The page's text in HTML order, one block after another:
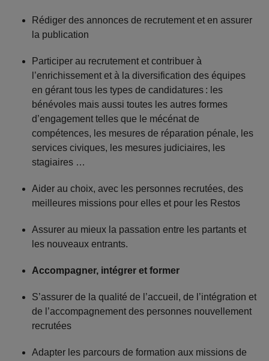
Rédiger des annonces de recrutement et en assurer
la publication
Participer au recrutement et contribuer à
l’enrichissement et à la diversification des équipes
en gérant tous les types de candidatures : les
bénévoles mais aussi toutes les autres formes
d’engagement telles que le mécénat de
compétences, les mesures de réparation pénale, les
services civiques, les mesures judiciaires, les
stagiaires …
Aider au choix, avec les personnes recrutées, des
meilleures missions pour elles et pour les Restos
Assurer au mieux la passation entre les partants et
les nouveaux entrants.
Accompagner, intégrer et former
S’assurer de la qualité de l’accueil, de l’intégration et
de l’accompagnement des personnes nouvellement
recrutées
Adapter les parcours de formation aux missions de